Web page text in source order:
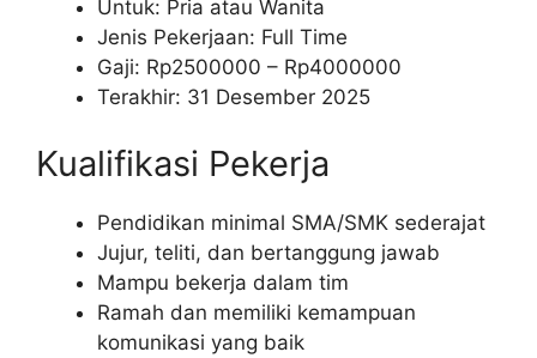
Untuk: Pria atau Wanita
Jenis Pekerjaan: Full Time
Gaji: Rp2500000 – Rp4000000
Terakhir: 31 Desember 2025
Kualifikasi Pekerja
Pendidikan minimal SMA/SMK sederajat
Jujur, teliti, dan bertanggung jawab
Mampu bekerja dalam tim
Ramah dan memiliki kemampuan
komunikasi yang baik